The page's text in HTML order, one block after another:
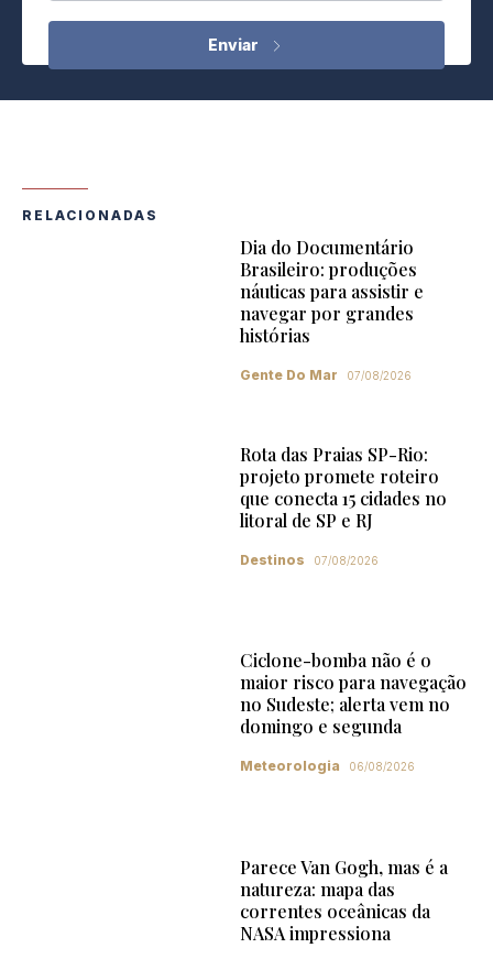
RELACIONADAS
Dia do Documentário
Brasileiro: produções
náuticas para assistir e
navegar por grandes
histórias
Gente Do Mar 07/08/2026
Rota das Praias SP-Rio:
projeto promete roteiro
que conecta 15 cidades no
litoral de SP e RJ
Destinos 07/08/2026
Ciclone-bomba não é o
maior risco para navegação
no Sudeste; alerta vem no
domingo e segunda
Meteorologia 06/08/2026
Parece Van Gogh, mas é a
natureza: mapa das
correntes oceânicas da
NASA impressiona